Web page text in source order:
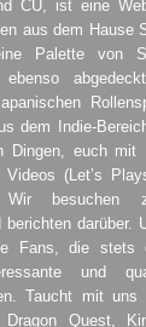
CU, ist eine
aus dem Hause
Palette von
ebenso
dem Indie-
euch mit
(Let’s
besuchen
darüber.
Fans, die stets
und
Taucht mit
Quest,